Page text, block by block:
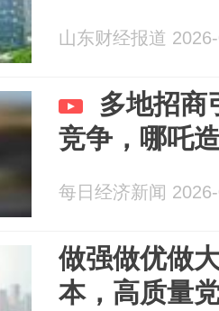
山东财经报道
多地招商
竞争，哪吒
每日经济新闻
做强做优做
本，高质量